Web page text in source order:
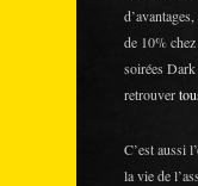
de 10%
soirées
retrouver
C’est aussi
la vie de